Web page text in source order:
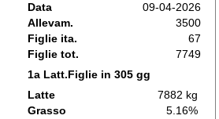
Data
09-04-2026
Allevam.
3500
Figlie ita.
67
Figlie tot.
7749
1a Latt.Figlie in 305 gg
Latte
7882 kg
Grasso
5.16%